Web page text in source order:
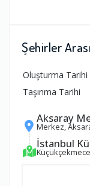
Şehirler
Oluşturma Tarihi
Taşınma Tarihi
Aksaray
Merkez,
İstanbul